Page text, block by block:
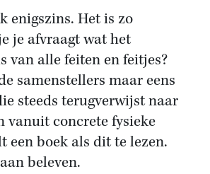
enigszins. Het is zo
je afvraagt wat het
van alle feiten en feitjes?
samenstellers maar eens
steeds terugverwijst naar
vanuit concrete fysieke
een boek als dit te lezen.
beleven.